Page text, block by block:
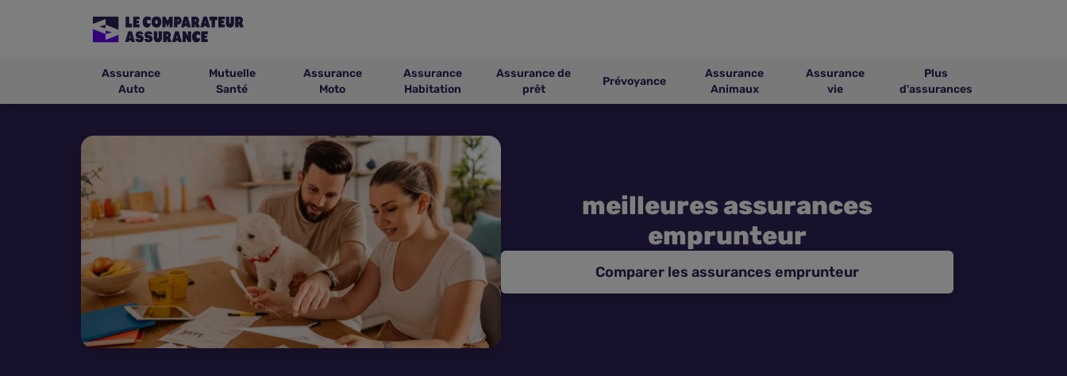
Assurance
Auto
Mutuelle
Santé
Assurance
Moto
Assurance
Habitation
Assurance de
prêt
Prévoyance
Assurance
Animaux
Assurance
vie
Plus
d'assurances
meilleures assurances
emprunteur
Comparer les assurances emprunteur